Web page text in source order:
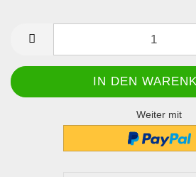
Weiter mit